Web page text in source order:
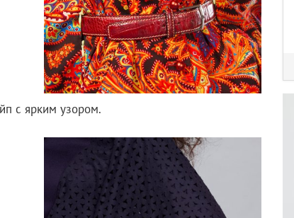
с ярким узором.